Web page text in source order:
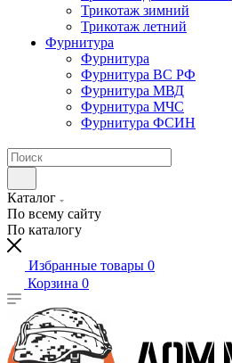
Трикотаж зимний
Трикотаж летний
Фурнитура
Фурнитура
Фурнитура ВС РФ
Фурнитура МВД
Фурнитура МЧС
Фурнитура ФСИН
Каталог
По всему сайту
По каталогу
Избранные товары 0
Корзина 0